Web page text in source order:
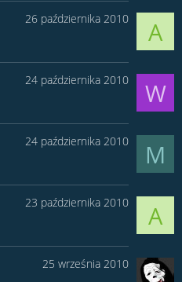
26 października 2010
A
24 października 2010
W
24 października 2010
M
23 października 2010 A
25 września 2010